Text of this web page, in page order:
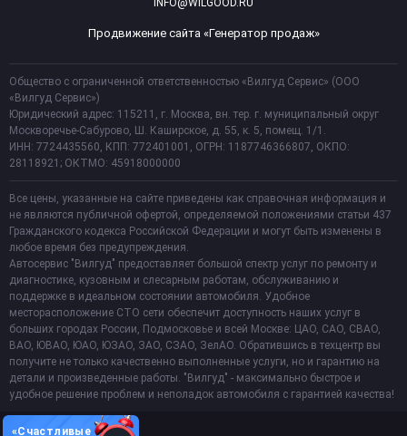
INFO@WILGOOD.RU
Продвижение сайта «Генератор продаж»
Общество с ограниченной ответственностью «Вилгуд Сервис» (ООО
«Вилгуд Сервис»)
Юридический адрес: 115211, г. Москва, вн. тер. г. муниципальный округ
Москворечье-Сабурово, Ш. Каширское, д. 55, к. 5, помещ. 1/1.
ИНН: 7724435560, КПП: 772401001, ОГРН: 1187746366807, ОКПО:
28118921; ОКТМО: 45918000000
Все цены, указанные на сайте приведены как справочная информация и
не являются публичной офертой, определяемой положениями статьи 437
Гражданского кодекса Российской Федерации и могут быть изменены в
любое время без предупреждения.
Автосервис "Вилгуд" предоставляет большой спектр услуг по ремонту и
диагностике, кузовным и слесарным работам, обслуживанию и
поддержке в идеальном состоянии автомобиля. Удобное
месторасположение СТО сети обеспечит доступность наших услуг в
больших городах России, Подмосковье и всей Москве: ЦАО, САО, СВАО,
ВАО, ЮВАО, ЮАО, ЮЗАО, ЗАО, СЗАО, ЗелАО. Обратившись в техцентр вы
получите не только качественно выполненные услуги, но и гарантию на
детали и произведенные работы. "Вилгуд" - максимально быстрое и
удобное решение проблем и неполадок автомобиля с гарантией качества!
«Счастливые